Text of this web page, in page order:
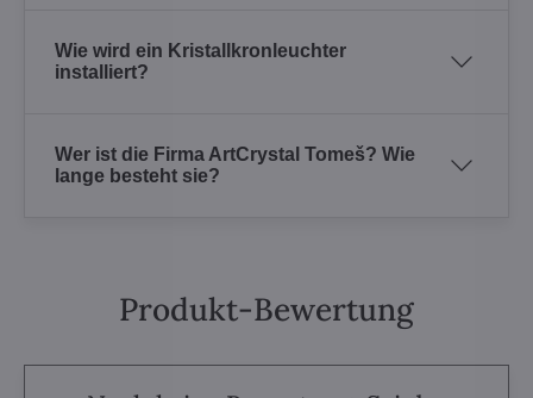
Wie wird ein Kristallkronleuchter
installiert?
Wer ist die Firma ArtCrystal Tomeš? Wie
lange besteht sie?
Produkt-Bewertung